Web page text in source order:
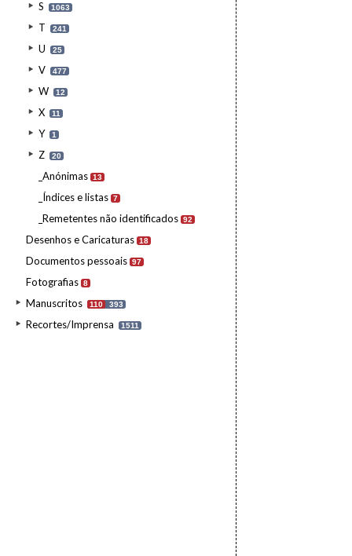
S 1063
T 241
U 25
V 477
W 12
X 11
Y 1
Z 20
_Anónimas 13
_Índices e listas 7
_Remetentes não identificados 92
Desenhos e Caricaturas 18
Documentos pessoais 97
Fotografias 8
Manuscritos 110 393
Recortes/Imprensa 1511